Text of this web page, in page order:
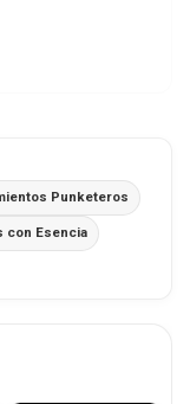
Punketeros
con Esencia